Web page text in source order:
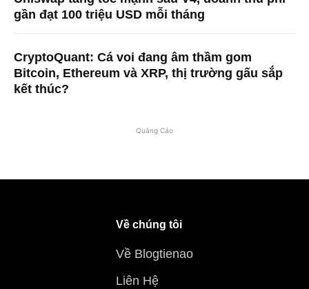
gần đạt 100 triệu USD mỗi tháng
CryptoQuant: Cá voi đang âm thầm gom
Bitcoin, Ethereum và XRP, thị trường gấu sắp
kết thúc?
Quảng Cáo
Về chúng tôi
Về Blogtienao
Liên Hệ